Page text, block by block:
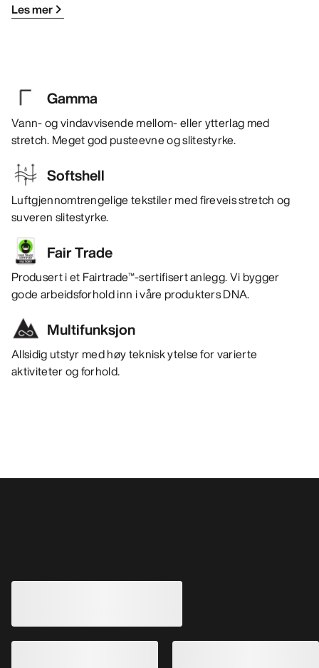
Les mer
Gamma
Vann- og vindavvisende mellom- eller ytterlag med
stretch. Meget god pusteevne og slitestyrke.
Softshell
Luftgjennomtrengelige tekstiler med fireveis stretch og
suveren slitestyrke.
Fair Trade
Produsert i et Fairtrade™-sertifisert anlegg. Vi bygger
gode arbeidsforhold inn i våre produkters DNA.
Multifunksjon
Allsidig utstyr med høy teknisk ytelse for varierte
aktiviteter og forhold.